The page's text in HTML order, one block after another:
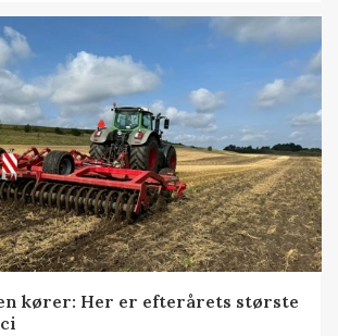
kører: Her er efterårets største